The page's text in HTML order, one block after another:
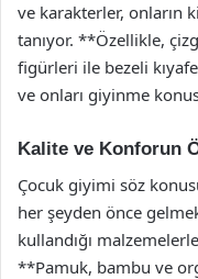
ve karakterler, onların
tanıyor. **Özellikle,
figürleri ile bezeli
ve onları giyinme
Kalite ve Konforun
Çocuk giyimi söz
her şeyden önce
kullandığı
**Pamuk, bambu ve